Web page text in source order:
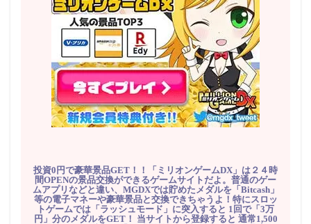
投資0円で豪華景品GET！！「ミリオンゲームDX」は２４時
間OPENの景品交換ができるゲームサイトだよ。普通のゲー
ムアプリなどと違い、MGDXでは貯めたメダルを「Bitcash」
等の電子マネーや豪華景品と交換できちゃうよ！特にスロッ
トゲームでは「ラッシュモード」に突入すると 1回で「3万
円」分のメダルをGET！ 当サイトから登録すると 通常1,500